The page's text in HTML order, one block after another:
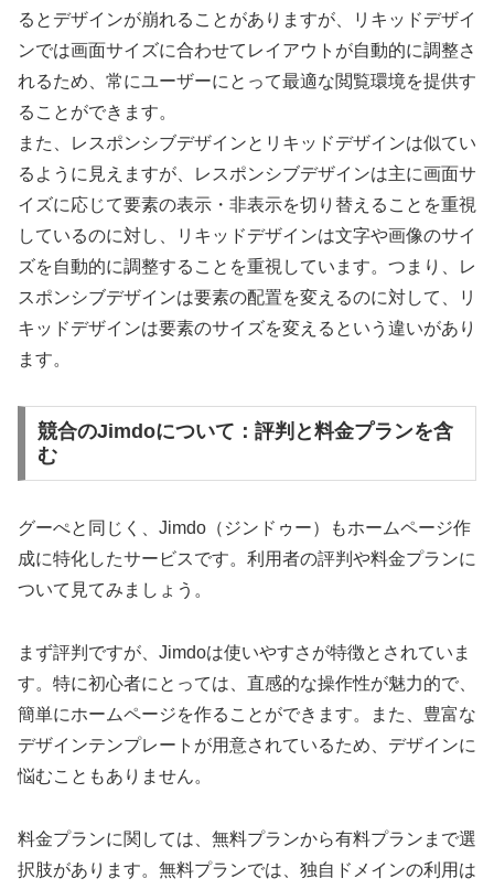
るとデザインが崩れることがありますが、リキッドデザイ
ンでは画面サイズに合わせてレイアウトが自動的に調整さ
れるため、常にユーザーにとって最適な閲覧環境を提供す
ることができます。
また、レスポンシブデザインとリキッドデザインは似てい
るように見えますが、レスポンシブデザインは主に画面サ
イズに応じて要素の表示・非表示を切り替えることを重視
しているのに対し、リキッドデザインは文字や画像のサイ
ズを自動的に調整することを重視しています。つまり、レ
スポンシブデザインは要素の配置を変えるのに対して、リ
キッドデザインは要素のサイズを変えるという違いがあり
ます。
競合のJimdoについて：評判と料金プランを含
む
グーぺと同じく、Jimdo（ジンドゥー）もホームページ作
成に特化したサービスです。利用者の評判や料金プランに
ついて見てみましょう。
まず評判ですが、Jimdoは使いやすさが特徴とされていま
す。特に初心者にとっては、直感的な操作性が魅力的で、
簡単にホームページを作ることができます。また、豊富な
デザインテンプレートが用意されているため、デザインに
悩むこともありません。
料金プランに関しては、無料プランから有料プランまで選
択肢があります。無料プランでは、独自ドメインの利用は